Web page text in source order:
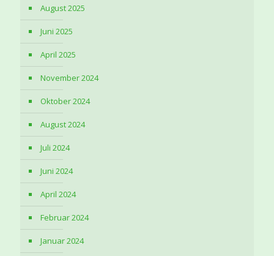
August 2025
Juni 2025
April 2025
November 2024
Oktober 2024
August 2024
Juli 2024
Juni 2024
April 2024
Februar 2024
Januar 2024